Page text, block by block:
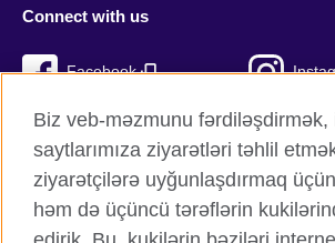
Connect with us
Facebook
Twitter
Biz veb-məzmunu fərdiləşdirmək,
saytlarımıza ziyarətləri təhlil
ziyarətçilərə uyğunlaşdırmaq
həm də üçüncü tərəflərin